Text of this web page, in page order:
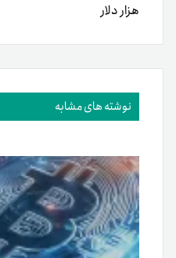
هزار دلار
نوشته های مشابه